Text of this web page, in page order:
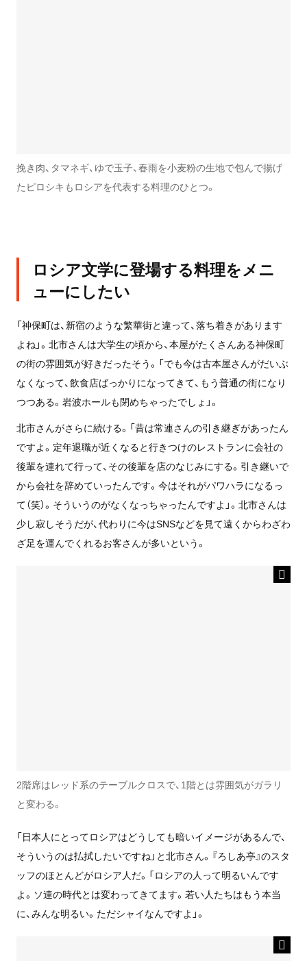
挽き肉、タマネギ、ゆで玉子、春雨を小麦粉の生地で包んで揚げ
たピロシキもロシアを代表する料理のひとつ。
ロシア文学に登場する料理をメニ
ューにしたい
「神保町は、新宿のような繁華街と違って、落ち着きがあります
よね」。北市さんは大学生の頃から、本屋がたくさんある神保町
の街の雰囲気が好きだったそう。「でも今は古本屋さんがだいぶ
なくなって、飲食店ばっかりになってきて、もう普通の街になり
つつある。岩波ホールも閉めちゃったでしょ」。
北市さんがさらに続ける。「昔は常連さんの引き継ぎがあったん
ですよ。定年退職が近くなると行きつけのレストランに会社の
後輩を連れて行って、その後輩を店のなじみにする。引き継いで
から会社を辞めていったんです。今はそれがパワハラになるっ
て（笑）。そういうのがなくなっちゃったんですよ」。北市さんは
少し寂しそうだが、代わりに今はSNSなどを見て遠くからわざわ
ざ足を運んでくれるお客さんが多いという。
2階席はレッド系のテーブルクロスで、1階とは雰囲気がガラリ
と変わる。
「日本人にとってロシアはどうしても暗いイメージがあるんで、
そういうのは払拭したいですね」と北市さん。『ろしあ亭』のスタ
ッフのほとんどがロシア人だ。「ロシアの人って明るいんです
よ。ソ連の時代とは変わってきてます。若い人たちはもう本当
に、みんな明るい。ただシャイなんですよ」。